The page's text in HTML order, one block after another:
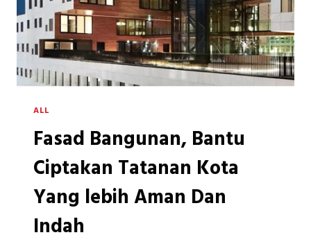
ALL
Fasad Bangunan, Bantu
Ciptakan Tatanan Kota
Yang lebih Aman Dan
Indah